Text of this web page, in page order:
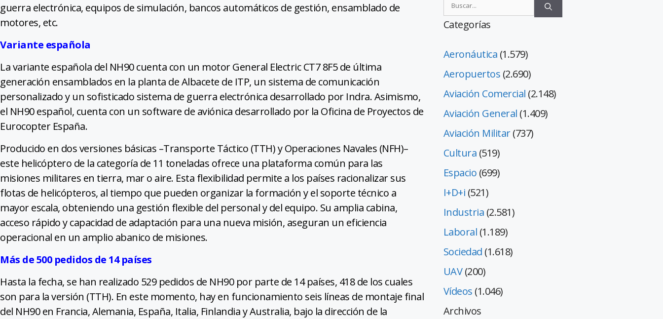
guerra electrónica, equipos de simulación, bancos automáticos de gestión, ensamblado de
motores, etc.
Variante española
La variante española del NH90 cuenta con un motor General Electric CT7 8F5 de última
generación ensamblados en la planta de Albacete de ITP, un sistema de comunicación
personalizado y un sofisticado sistema de guerra electrónica desarrollado por Indra. Asimismo,
el NH90 español, cuenta con un software de aviónica desarrollado por la Oficina de Proyectos de
Eurocopter España.
Producido en dos versiones básicas –Transporte Táctico (TTH) y Operaciones Navales (NFH)–
este helicóptero de la categoría de 11 toneladas ofrece una plataforma común para las
misiones militares en tierra, mar o aire. Esta flexibilidad permite a los países racionalizar sus
flotas de helicópteros, al tiempo que pueden organizar la formación y el soporte técnico a
mayor escala, obteniendo una gestión flexible del personal y del equipo. Su amplia cabina,
acceso rápido y capacidad de adaptación para una nueva misión, aseguran un eficiencia
operacional en un amplio abanico de misiones.
Más de 500 pedidos de 14 países
Hasta la fecha, se han realizado 529 pedidos de NH90 por parte de 14 países, 418 de los cuales
son para la versión (TTH). En este momento, hay en funcionamiento seis líneas de montaje final
del NH90 en Francia, Alemania, España, Italia, Finlandia y Australia, bajo la dirección de la
Categorías
Aeronáutica (1.579)
Aeropuertos (2.690)
Aviación Comercial (2.148)
Aviación General (1.409)
Aviación Militar(737)
Cultura (519)
Espacio (699)
I+D+i (521)
Industria (2.581)
Laboral (1.189)
Sociedad (1.618)
UAV(200)
Vídeos (1.046)
Archivos